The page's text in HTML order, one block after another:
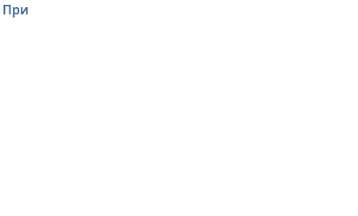
При